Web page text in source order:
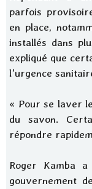
parfois
en place,
installés dans
expliqué que
l’urgence
« Pour se laver
du savon.
répondre
Roger Kamba
gouvernement